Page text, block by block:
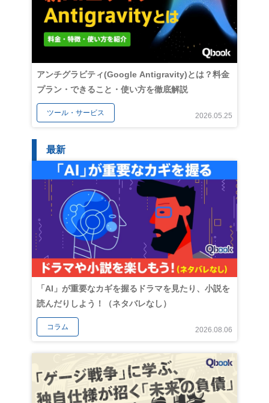
アンチグラビティ(Google Antigravity)とは？料金
プラン・できること・使い方を徹底解説
ツール・サービス 2026.05.25
最新
「AI」が重要なカギを握るドラマを見たり、小説を
読んだりしよう！（ネタバレなし）
コラム 2026.08.06